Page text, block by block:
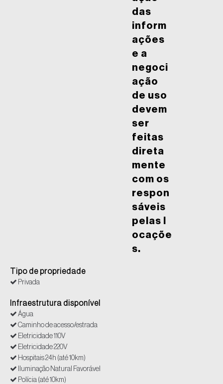
das
inform
ações
e a
negoci
ação
de uso
devem
ser
feitas
direta
mente
com os
respon
sáveis
pelas l
ocaçõe
s.
Tipo de propriedade
Privada
Infraestrutura disponível
Água
Caminho de acesso/estrada
Eletricidade 110V
Eletricidade 220V
Hospitais 24h (até 10km)
Iluminação Natural Favorável
Polícia (até 10km)